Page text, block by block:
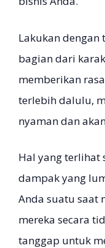
Lakukan
bagian dari
memberikan
terlebih dalulu,
nyaman dan
Hal yang terlihat
dampak yang
Anda suatu saat
mereka secara
tanggap untuk